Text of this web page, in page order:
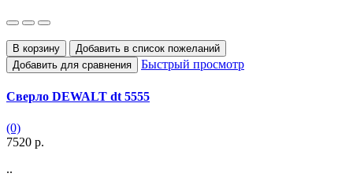
В корзину
Добавить в список пожеланий
Добавить для сравнения
Быстрый просмотр
Сверло DEWALT dt 5555
(0)
7520 р.
..